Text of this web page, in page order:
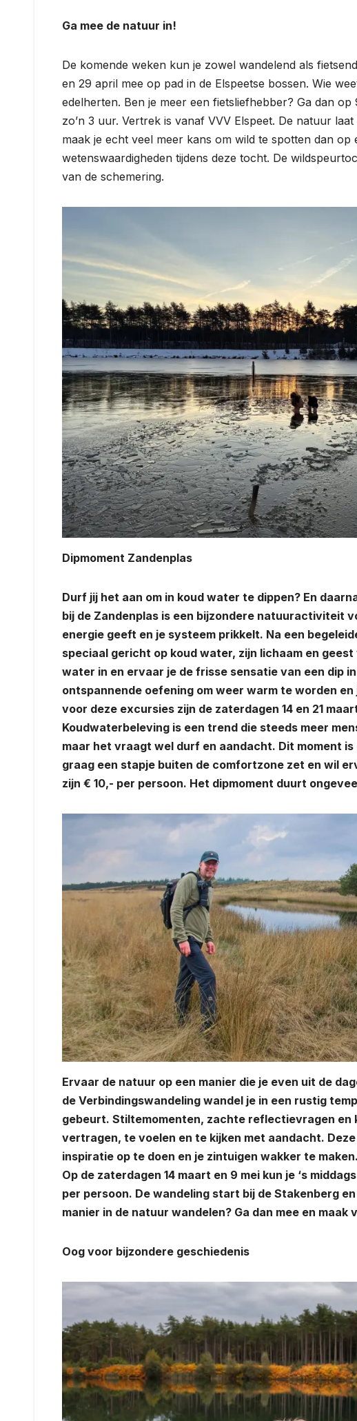
Ga mee de natuur in!
De komende weken kun je zowel wandelend als
en 29 april mee op pad in de Elspeetse bossen. Wie
edelherten. Ben je meer een fietsliefhebber? Ga dan
zo’n 3 uur. Vertrek is vanaf VVV Elspeet. De natuur
maak je echt veel meer kans om wild te spotten dan
wetenswaardigheden tijdens deze tocht. De
van de schemering.
Dipmoment Zandenplas
Durf jij het aan om in koud water te dippen? En
bij de Zandenplas is een bijzondere natuuractiviteit
energie geeft en je systeem prikkelt. Na een
speciaal gericht op koud water, zijn lichaam en
water in en ervaar je de frisse sensatie van een dip
ontspannende oefening om weer warm te worden
voor deze excursies zijn de zaterdagen 14 en 21
Koudwaterbeleving is een trend die steeds meer
maar het vraagt wel durf en aandacht. Dit moment
graag een stapje buiten de comfortzone zet en wil
zijn € 10,- per persoon. Het dipmoment duurt
Ervaar de natuur op een manier die je even uit de
de Verbindingswandeling wandel je in een rustig
gebeurt. Stiltemomenten, zachte reflectievragen
vertragen, te voelen en te kijken met aandacht.
inspiratie op te doen en je zintuigen wakker te
Op de zaterdagen 14 maart en 9 mei kun je ‘s
per persoon. De wandeling start bij de Stakenberg
manier in de natuur wandelen? Ga dan mee en maak
Oog voor bijzondere geschiedenis